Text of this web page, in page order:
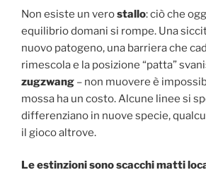
Non esiste un verostallo: ciò che
equilibrio domani si rompe. Una
nuovo patogeno, una barriera che
rimescola e la posizione “patta”
zugzwang – non muovere è
mossa ha un costo. Alcune linee si
differenziano in nuove specie,
il gioco altrove.
Le estinzioni sono scacchi matti